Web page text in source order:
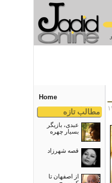
Home
مطالب تازه
عبدی، بازیگر
بسیار چهره
قصه شهرزاد
از اصفهان تا